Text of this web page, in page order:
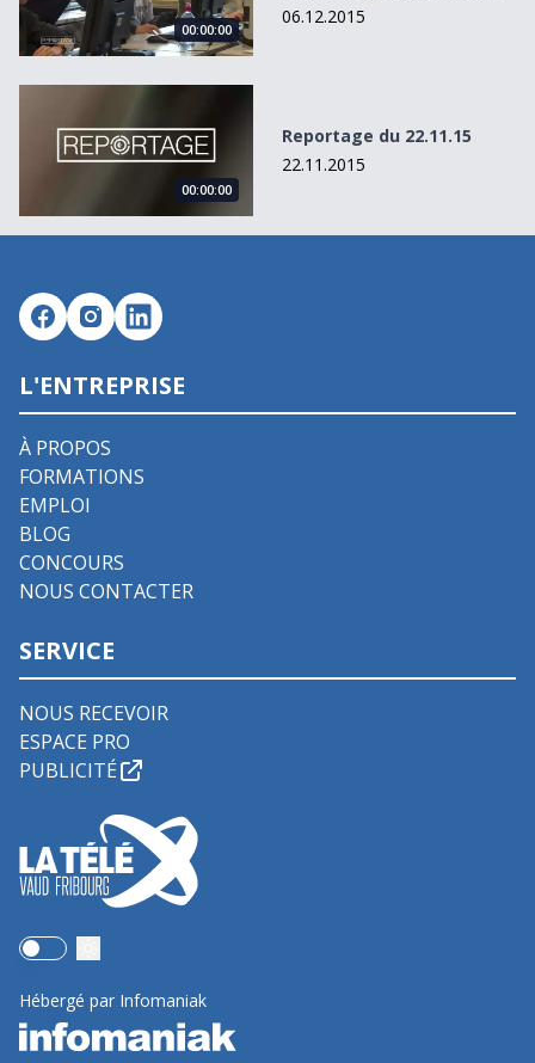
00:00:00
06.12.2015
00:00:00
Reportage du 22.11.15
22.11.2015
L'ENTREPRISE
À PROPOS
FORMATIONS
EMPLOI
BLOG
CONCOURS
NOUS CONTACTER
SERVICE
NOUS RECEVOIR
ESPACE PRO
PUBLICITÉ
Use setting
Hébergé par Infomaniak